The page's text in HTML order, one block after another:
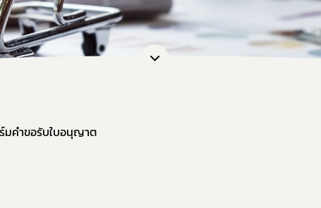
าที่กองควบคุมวัตถุเสพติด
ม
การขออนุญาตยาเสพติดให้โทษในประ
การอนุญาตทะเบียนตำรับ / โฆษณา /
หลักเกณฑ์และเงื่อนไขการตรวจประ
การอ
กฎกร
กฎ
กฎ
มคำขอรับใบอนุญาต